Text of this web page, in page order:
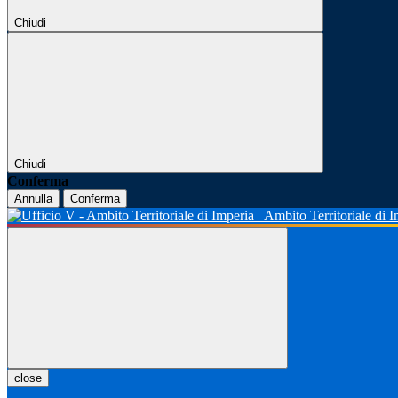
Chiudi
Chiudi
Conferma
Annulla Conferma
Ambito Territoriale di
close